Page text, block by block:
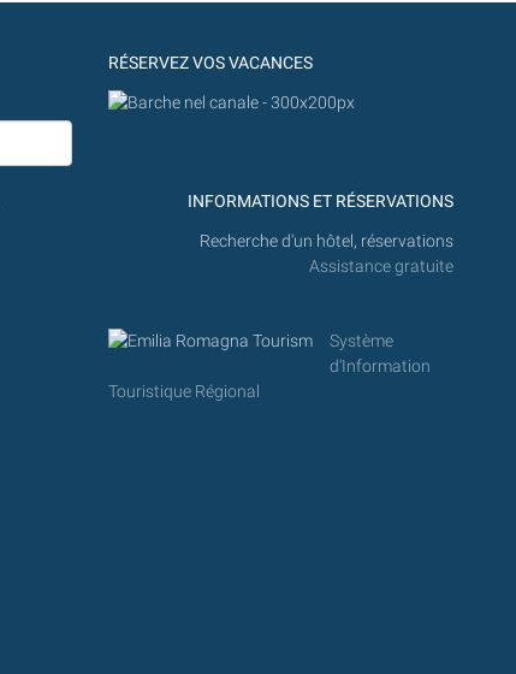
RÉSERVEZ VOS VACANCES
INFORMATIONS ET RÉSERVATIONS
Recherche d'un hôtel, réservations
Assistance gratuite
Système
d'Information
Touristique Régional